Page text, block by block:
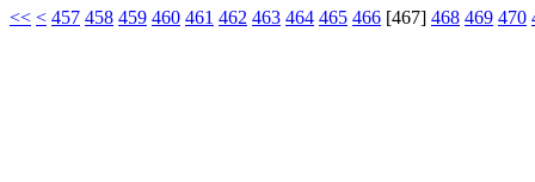
<< < 457 458 459 460 461 462 463 464 465 466 [467] 468 469 470